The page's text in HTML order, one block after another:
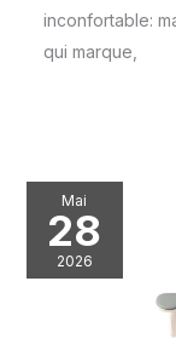
inconfortable:
qui marque,
Mai
28
2026